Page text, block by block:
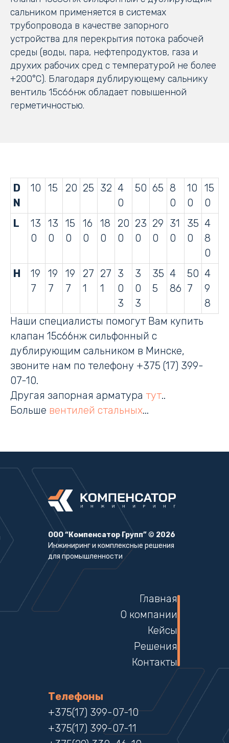
сальником применяется в системах
трубопровода в качестве запорного
устройства для перекрытия потока рабочей
среды (воды, пара, нефтепродуктов, газа и
друхих рабочих сред с температурой не более
+200°С). Благодаря дублирующему сальнику
вентиль 15с66нж обладает повышенной
герметичностью.
D
N
10 15 20 25 32 4
0
50 65 8
0
10
0
15
0
L
13
0
13
0
15
0
16
0
18
0
20
0
23
0
29
0
31
0
35
0
4
8
0
H
19
7
19
7
19
7
27
1
27
1
3
0
3
3
0
3
35
5
4
86
50
7
4
9
8
Наши специалисты помогут Вам купить
клапан 15с66нж сильфонный с
дублирующим сальником в Минске,
звоните нам по телефону +375 (17) 399-
07-10.
Другая запорная арматура тут..
Больше вентилей стальных...
ООО “Компенсатор Групп”© 2026
Инжиниринг и комплексные решения
для промышленности
Телефоны
+375(17) 399-07-10
+375(17) 399-07-11
Главная
О компании
Кейсы
Решения
Контакты